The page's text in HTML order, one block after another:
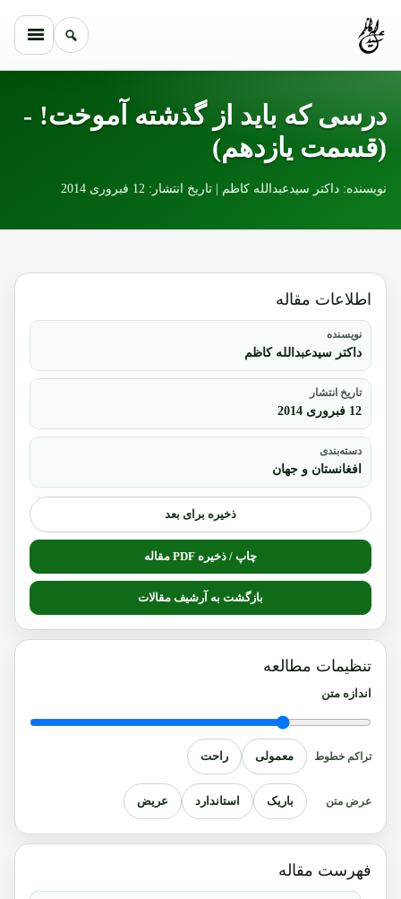
درسی که باید از گذشته آموخت! -
(قسمت یازدهم)
نویسنده: داکتر سیدعبدالله کاظم | تاریخ انتشار: 12 فبروری 2014
اطلاعات مقاله
نویسنده
داکتر سیدعبدالله کاظم
تاریخ انتشار
12 فبروری 2014
دسته‌بندی
افغانستان و جهان
ذخیره برای بعد
چاپ / ذخیره PDF مقاله
بازگشت به آرشیف مقالات
تنظیمات مطالعه
اندازه متن
تراکم خطوط معمولی راحت
عرض متن باریک استاندارد عریض
فهرست مقاله